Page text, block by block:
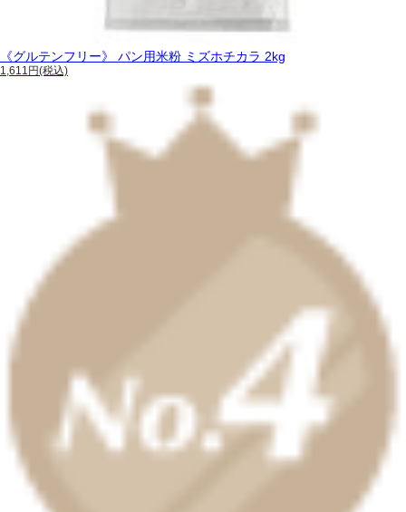
《グルテンフリー》 パン用米粉 ミズホチカラ 2kg
1,611円(税込)